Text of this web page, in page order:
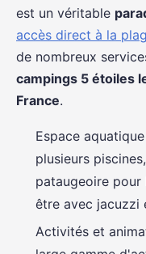
est un véritable
accès direct à la
de nombreux
campings 5 étoiles
France.
Espace
plusieurs
pataugeoire pour
être avec jacuzzi
Activités et